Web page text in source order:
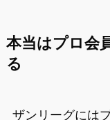
本当はプロ会
る
ザンリーグには